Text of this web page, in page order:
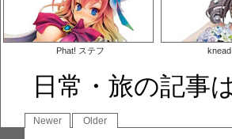
Phat! ステフ
日常・旅の記事
Newer Older